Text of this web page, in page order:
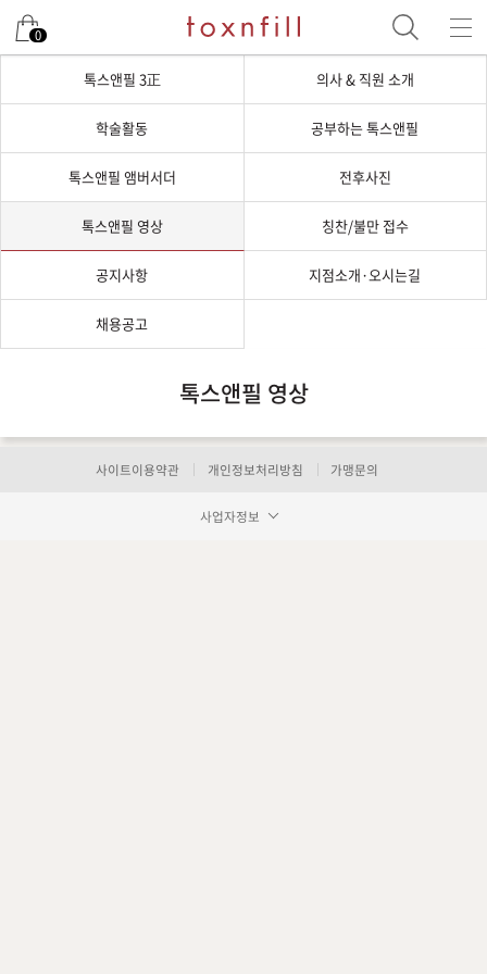
0
톡스앤필 3正 의사 & 직원 소개
학술활동 공부하는 톡스앤필
톡스앤필 앰버서더 전후사진
톡스앤필 영상 칭찬/불만 접수
공지사항 지점소개·오시는길
채용공고
톡스앤필 영상
사이트이용약관 개인정보처리방침 가맹문의
사업자정보